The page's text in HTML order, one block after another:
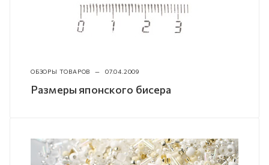
ОБЗОРЫ ТОВАРОВ — 07.04.2009
Размеры японского бисера